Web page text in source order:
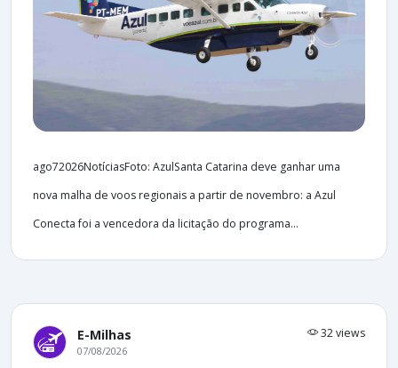
ago72026NotíciasFoto: AzulSanta Catarina deve ganhar uma
nova malha de voos regionais a partir de novembro: a Azul
Conecta foi a vencedora da licitação do programa...
E-Milhas 32 views
07/08/2026